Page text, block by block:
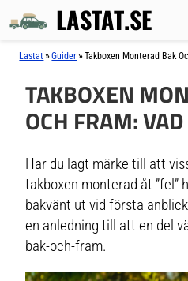
LASTAT.SE
Lastat »Guider »Takboxen Monterad Bak
TAKBOXEN
OCH FRAM:
Har du lagt märke till att
takboxen monterad åt ”fel”
bakvänt ut vid första
en anledning till att en del
bak-och-fram.